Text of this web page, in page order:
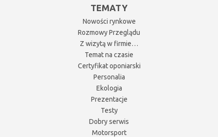
TEMATY
Nowości rynkowe
Rozmowy Przeglądu
Z wizytą w firmie…
Temat na czasie
Certyfikat oponiarski
Personalia
Ekologia
Prezentacje
Testy
Dobry serwis
Motorsport